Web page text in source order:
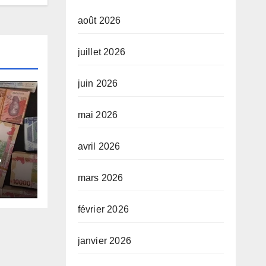
août 2026
juillet 2026
juin 2026
mai 2026
avril 2026
mars 2026
février 2026
janvier 2026